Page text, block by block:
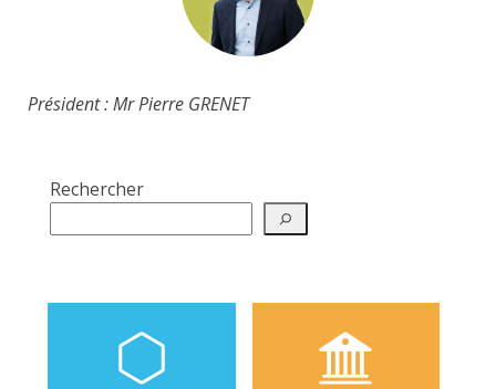
Président : Mr Pierre GRENET
Rechercher